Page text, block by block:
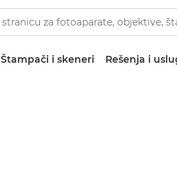
Štampači i skeneri Rešenja i